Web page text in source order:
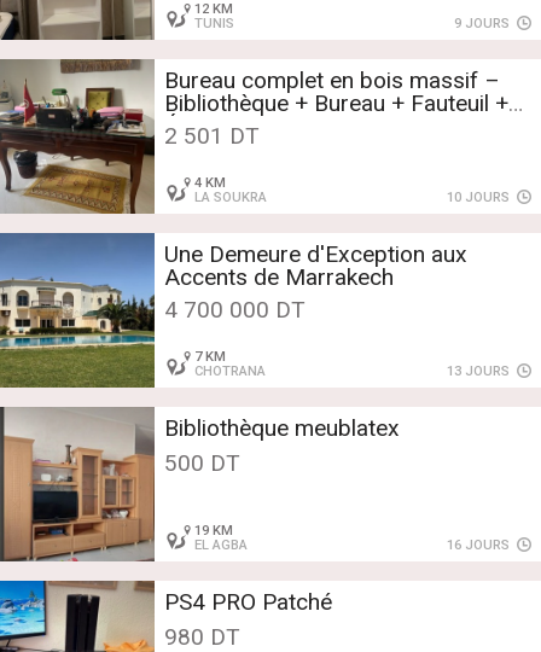
12 KM
TUNIS
9 JOURS
Bureau complet en bois massif –
Bibliothèque + Bureau + Fauteuil +
Étagère offerte
2 501 DT
4 KM
LA SOUKRA
10 JOURS
Une Demeure d'Exception aux
Accents de Marrakech
4 700 000 DT
7 KM
CHOTRANA
13 JOURS
Bibliothèque meublatex
500 DT
19 KM
EL AGBA
16 JOURS
PS4 PRO Patché
980 DT